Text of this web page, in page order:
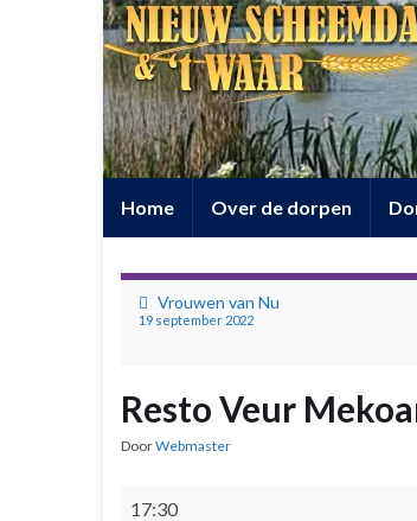
Home Over de dorpen
Vrouwen van Nu
19 september 2022
Resto Veur
DoorWebmaster
Resto Veur Mekoar
17:30